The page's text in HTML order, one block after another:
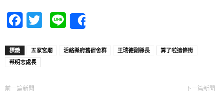
Facebook
Twitter
Line
標籤 五家宮廟 活絡縣府舊宿舍群 王瑞德副縣長
算了啦這條街
蔡明志處長
前一篇新聞 下一篇新聞